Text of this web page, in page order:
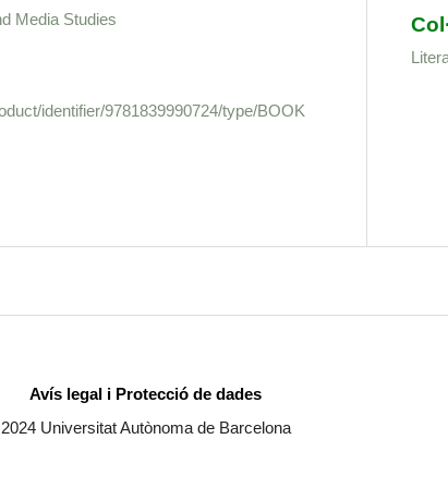
Media Studies
identifier/9781839990724/type/BOOK
Avís legal i Protecció de dades
2024 Universitat Autònoma de Barcelona